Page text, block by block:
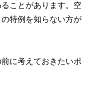
ことがあります。空
特例を知らない方が
に考えておきたいポ